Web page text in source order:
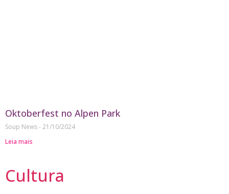
Oktoberfest no Alpen Park
Soup News 21/10/2024
Leia mais
Cultura